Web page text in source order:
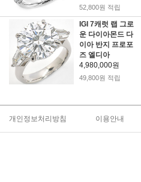
52,800원 적립
IGI 7캐럿 랩 그로
운 다이아몬드 다
이아 반지 프로포
즈 엘디아
4,980,000원
49,800원 적립
개인정보처리방침 이용안내